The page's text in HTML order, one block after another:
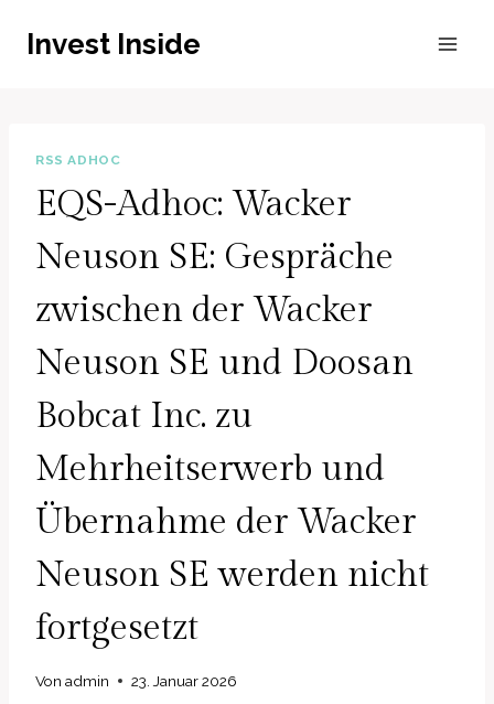
InhaltInvest Inside
RSS ADHOC
EQS-Adhoc: Wacker
Neuson SE: Gespräche
zwischen der Wacker
Neuson SE und Doosan
Bobcat Inc. zu
Mehrheitserwerb und
Übernahme der Wacker
Neuson SE werden nicht
fortgesetzt
Von admin 23. Januar 2026